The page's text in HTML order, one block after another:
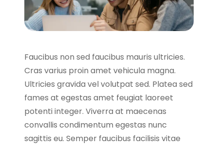
Faucibus non sed faucibus mauris ultricies.
Cras varius proin amet vehicula magna.
Ultricies gravida vel volutpat sed. Platea sed
fames at egestas amet feugiat laoreet
potenti integer. Viverra at maecenas
convallis condimentum egestas nunc
sagittis eu. Semper faucibus facilisis vitae